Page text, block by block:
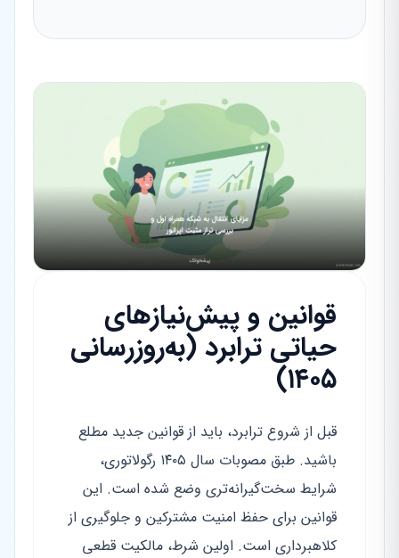
قوانین و پیش‌نیازهای
حیاتی ترابرد (به‌روزرسانی
۱۴۰۵)
قبل از شروع ترابرد، باید از قوانین جدید مطلع
باشید. طبق مصوبات سال ۱۴۰۵ رگولاتوری،
شرایط سخت‌گیرانه‌تری وضع شده است. این
قوانین برای حفظ امنیت مشترکین و جلوگیری از
کلاهبرداری است. اولین شرط، مالکیت قطعی